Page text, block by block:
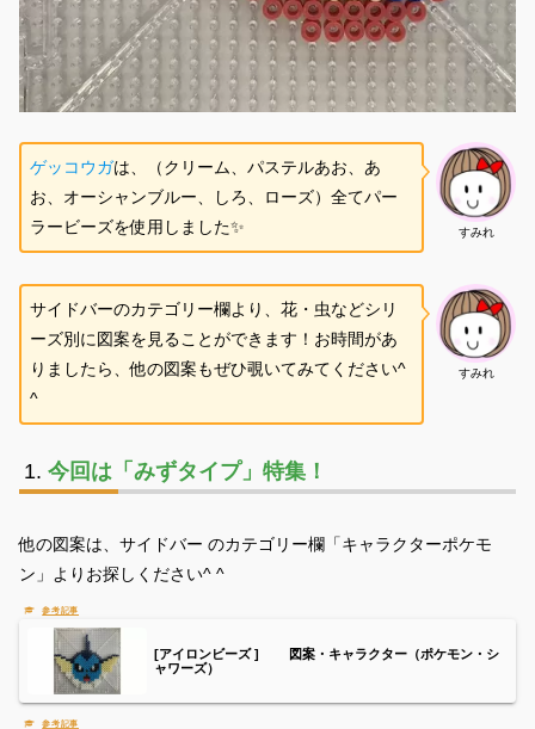
すみれ
ゲッコウガは、（クリーム、パステルあお、あ
お、オーシャンブルー、しろ、ローズ）全てパー
ラービーズを使用しました✨
すみれ
サイドバーのカテゴリー欄より、花・虫などシリ
ーズ別に図案を見ることができます！お時間があ
りましたら、他の図案もぜひ覗いてみてください^
^
今回は「みずタイプ」特集！
他の図案は、サイドバー のカテゴリー欄「キャラクターポケモ
ン」よりお探しください^ ^
[アイロンビーズ ] 図案・キャラクター（ポケモン・シ
ャワーズ）